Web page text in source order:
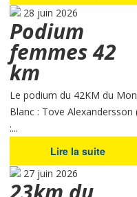
28 juin 2026
Podium
femmes 42
km
Le podium du 42KM du
Blanc : Tove Alexandersson
:...
Lire la suite
27 juin 2026